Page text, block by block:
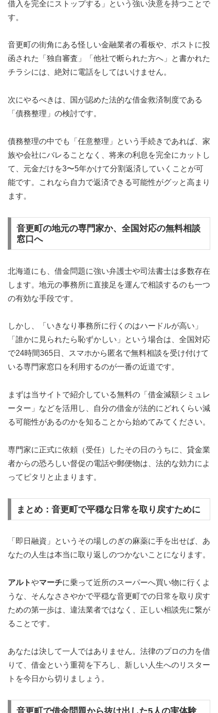
借入を完全にストップする」という強い決意を持つことで
す。
音更町の街角にある怪しい金融業者の看板や、ポストに投
函された「独自審査」「他社で断られた方へ」と書かれた
チラシには、絶対に電話をしてはいけません。
次にやるべきは、国が認めた法的な借金救済制度である
「債務整理」の検討です。
債務整理の中でも「任意整理」という手続きであれば、家
族や会社にバレることなく、将来の利息を完全にカットし
て、元金だけを3〜5年かけて分割返済していくことが可
能です。これなら自力で返済できる可能性がグッと高まり
ます。
音更町の地元の専門家か、全国対応の無料相談
窓口へ
北海道にも、借金問題に強い弁護士や司法書士は多数存在
します。地元の事務所に直接足を運んで相談するのも一つ
の有効な手段です。
しかし、「いきなり事務所に行くのはハードルが高い」
「誰かに見られたら恥ずかしい」という場合は、全国対応
で24時間365日、スマホから匿名で無料相談を受け付けて
いる専門家窓口を利用するのが一番の近道です。
まずは当サイトで紹介している無料の「借金減額シミュレ
ーター」などを活用し、自分の借金が法的にどれくらい減
る可能性があるのかを知ることから始めてみてください。
専門家に正式に依頼（受任）したその日のうちに、貸金業
者からの恐ろしい督促の電話や郵便物は、法的な効力によ
ってピタリと止まります。
まとめ：音更町で平穏な日常を取り戻すために
「即日融資」というその場しのぎの麻薬に手を出せば、あ
なたの人生は本当に取り返しのつかないことになります。
アルトやマーチに乗って近所のスーパーへ買い物に行くよ
うな、そんなささやかで平穏な音更町での日常を取り戻す
ための第一歩は、違法業者ではなく、正しい相談先に繋が
ることです。
あなたは決して一人ではありません。法律のプロの力を借
りて、借金という重荷を下ろし、新しい人生へのリスター
トを今日から切りましょう。
音更町で借金問題から抜け出した5人の実体験